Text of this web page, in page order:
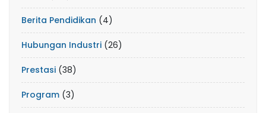
Berita Pendidikan (4)
Hubungan Industri (26)
Prestasi (38)
Program (3)